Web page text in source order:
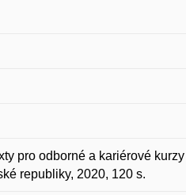
pro odborné a kariérové
republiky, 2020, 120 s.